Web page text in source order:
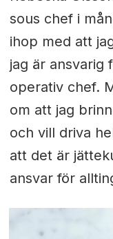
sous chef i
ihop med att
jag är ansvarig
operativ chef.
om att jag
och vill driva
att det är
ansvar för